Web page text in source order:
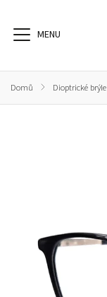
Domů / Dioptrické brýle